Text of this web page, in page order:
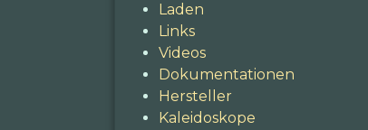
Laden
Links
Videos
Dokumentationen
Hersteller
Kaleidoskope